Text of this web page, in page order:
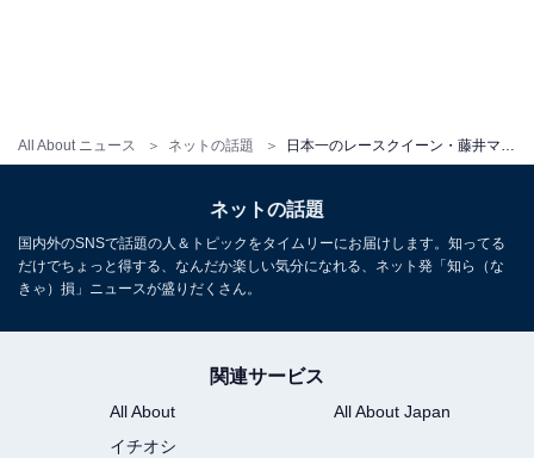
All About ニュース ネットの話題
ネットの話題
国内外のSNSで話題の人＆トピックをタイムリーにお届けします。知ってる
だけでちょっと得する、なんだか楽しい気分になれる、ネット発「知ら（な
きゃ）損」ニュースが盛りだくさん。
関連サービス
All About
All About Japan
イチオシ